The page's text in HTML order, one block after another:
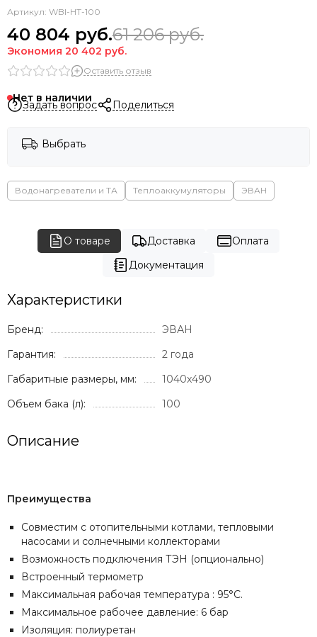
Артикул: WBI-HT-100
40 804 руб.61 206руб.
Экономия 20 402 руб.
Оставить отзыв
Нет в наличии
Задать вопрос Поделиться
Выбрать
Водонагреватели и ТА Теплоаккумуляторы ЭВАН
О товаре Доставка
Оплата
Документация
Характеристики
Бренд:
ЭВАН
Гарантия:
2 года
Габаритные размеры, мм:
1040x490
Объем бака (л):
100
Описание
Преимущества
Совместим с отопительными котлами, тепловыми
насосами и солнечными коллекторами
Возможность подключения ТЭН (опционально)
Встроенный термометр
Максимальная рабочая температура : 95°C.
Максимальное рабочее давление: 6 бар
Изоляция: полиуретан